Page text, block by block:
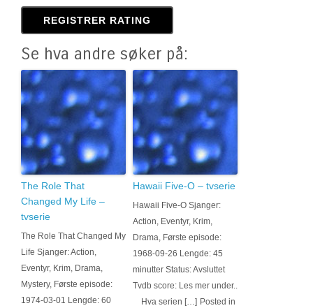
Se hva andre søker på:
The Role That
Changed My Life –
tvserie
The Role That Changed My
Life Sjanger: Action,
Eventyr, Krim, Drama,
Mystery, Første episode:
1974-03-01 Lengde: 60
Hawaii Five-O – tvserie
Hawaii Five-O Sjanger:
Action, Eventyr, Krim,
Drama, Første episode:
1968-09-26 Lengde: 45
minutter Status: Avsluttet
Tvdb score: Les mer under..
Hva serien […] Posted in